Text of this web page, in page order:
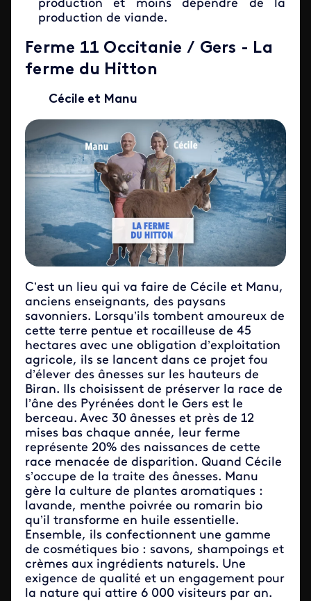
production et moins dépendre de la
production de viande.
Ferme 11 Occitanie / Gers - La
ferme du Hitton
Cécile et Manu
C’est un lieu qui va faire de Cécile et Manu,
anciens enseignants, des paysans
savonniers. Lorsqu’ils tombent amoureux de
cette terre pentue et rocailleuse de 45
hectares avec une obligation d’exploitation
agricole, ils se lancent dans ce projet fou
d’élever des ânesses sur les hauteurs de
Biran. Ils choisissent de préserver la race de
l’âne des Pyrénées dont le Gers est le
berceau. Avec 30 ânesses et près de 12
mises bas chaque année, leur ferme
représente 20% des naissances de cette
race menacée de disparition. Quand Cécile
s’occupe de la traite des ânesses. Manu
gère la culture de plantes aromatiques :
lavande, menthe poivrée ou romarin bio
qu’il transforme en huile essentielle.
Ensemble, ils confectionnent une gamme
de cosmétiques bio : savons, shampoings et
crèmes aux ingrédients naturels. Une
exigence de qualité et un engagement pour
la nature qui attire 6 000 visiteurs par an.